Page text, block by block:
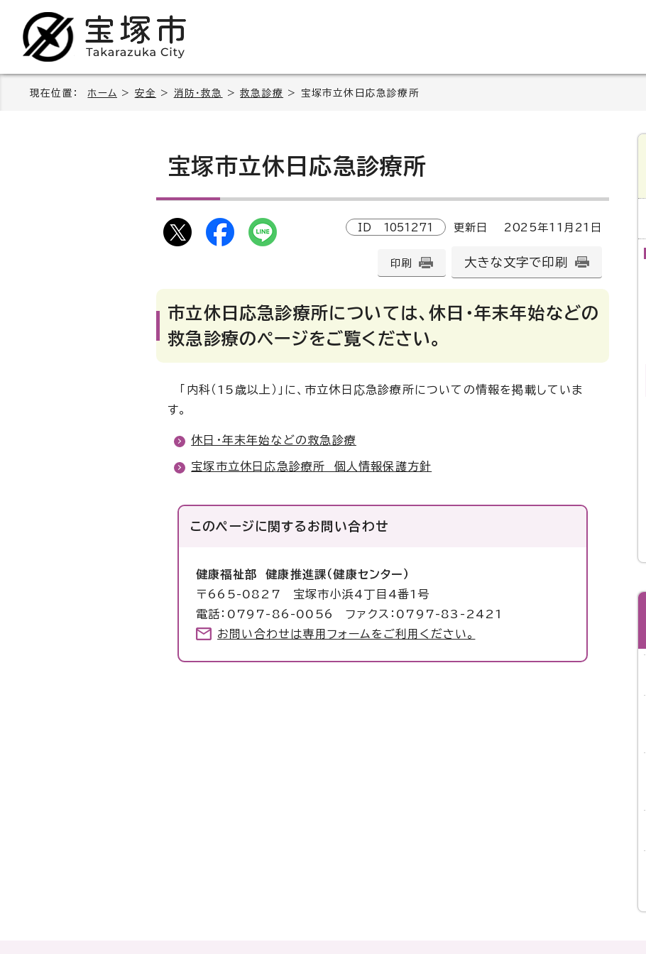
現在位置： ホーム > 安全 > 消防・救急 >救急診療 > 宝塚市立休日応急診療所
宝塚市立休日応急診療所
ID 1051271 更新日 2025年11 月 21 日
印刷 大きな文字で印刷
市立休日応急診療所については、休日・年末年始などの
救急診療のページをご覧ください。
「内科（15歳以上）」に、市立休日応急診療所についての情報を掲載していま
す。
休日・年末年始などの救急診療
宝塚市立休日応急診療所 個人情報保護方針
このページに関する お問い合わせ
健康福祉部 健康推進課（健康センター）
〒665-0827 宝塚市小浜4丁目4番1号
電話：0797-86-0056 ファクス：0797-83-2421
お問い合わせは専用フォームをご利用ください。